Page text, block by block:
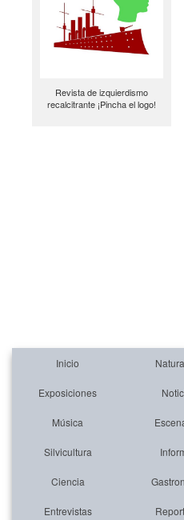
Revista de izquierdismo
recalcitrante ¡Pincha el logo!
Inicio
Exposiciones
Música
Silvicultura
Ciencia
Entrevistas